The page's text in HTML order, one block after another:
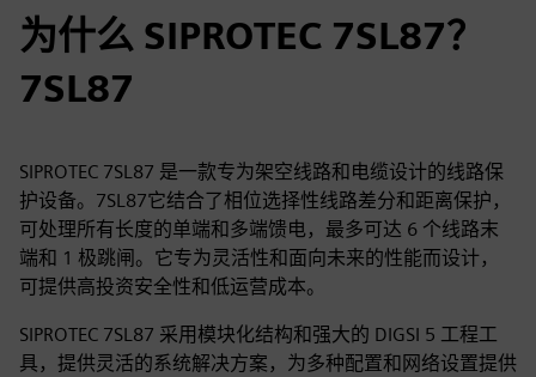
为什么 SIPROTEC 7SL87？
7SL87
SIPROTEC 7SL87 是一款专为架空线路和电缆设计的线路保
护设备。7SL87它结合了相位选择性线路差分和距离保护，
可处理所有长度的单端和多端馈电，最多可达 6 个线路末
端和 1 极跳闸。它专为灵活性和面向未来的性能而设计，
可提供高投资安全性和低运营成本。
SIPROTEC 7SL87 采用模块化结构和强大的 DIGSI 5 工程工
具，提供灵活的系统解决方案，为多种配置和网络设置提供